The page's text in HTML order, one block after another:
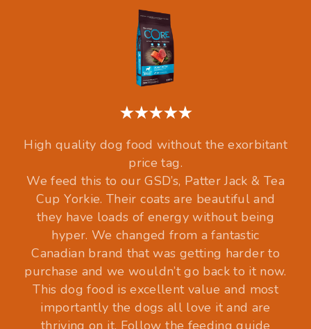
High quality dog food without the exorbitant
price tag.
We feed this to our GSD’s, Patter Jack & Tea
Cup Yorkie. Their coats are beautiful and
they have loads of energy without being
hyper. We changed from a fantastic
Canadian brand that was getting harder to
purchase and we wouldn’t go back to it now.
This dog food is excellent value and most
importantly the dogs all love it and are
thriving on it. Follow the feeding guide